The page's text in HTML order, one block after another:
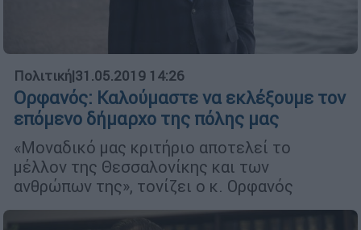
Πολιτική|31.05.2019 14:26
Ορφανός: Καλούμαστε να εκλέξουμε τον
επόμενο δήμαρχο της πόλης μας
«Μοναδικό μας κριτήριο αποτελεί το
μέλλον της Θεσσαλονίκης και των
ανθρώπων της», τονίζει ο κ. Ορφανός